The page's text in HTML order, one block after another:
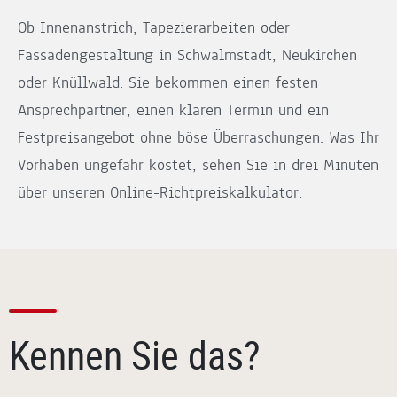
Ob Innenanstrich, Tapezierarbeiten oder
Fassadengestaltung in Schwalmstadt, Neukirchen
oder Knüllwald: Sie bekommen einen festen
Ansprechpartner, einen klaren Termin und ein
Festpreisangebot ohne böse Überraschungen. Was Ihr
Vorhaben ungefähr kostet, sehen Sie in drei Minuten
über unseren Online-Richtpreiskalkulator.
Kennen Sie das?